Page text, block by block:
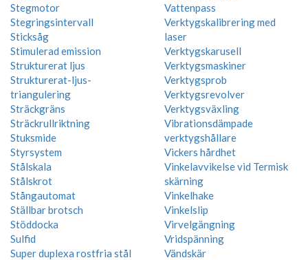
Stegmotor
Stegringsintervall
Sticksåg
Stimulerad emission
Strukturerat ljus
Strukturerat-ljus-
triangulering
Sträckgräns
Sträckrullriktning
Stuksmide
Styrsystem
Stålskala
Stålskrot
Stångautomat
Ställbar brotsch
Stöddocka
Sulfid
Super duplexa rostfria stål
Vattenpass
Verktygskalibrering med
laser
Verktygskarusell
Verktygsmaskiner
Verktygsprob
Verktygsrevolver
Verktygsväxling
Vibrationsdämpade
verktygshållare
Vickers hårdhet
Vinkelavvikelse vid Termisk
skärning
Vinkelhake
Vinkelslip
Virvelgängning
Vridspänning
Vändskär